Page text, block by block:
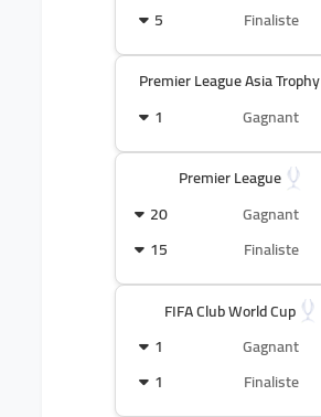
Finaliste
5
Premier League Asia Trophy
Gagnant
1
Premier League
Gagnant
20
Finaliste
15
FIFA Club World Cup
Gagnant
1
Finaliste
1